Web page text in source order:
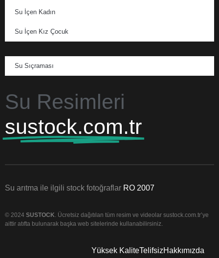
Su İçen Kadın
Su İçen Kız Çocuk
Su Sıçraması
Su Resimleri
sustock.com.tr
Su arıtma ile ilgili stock fotoğraflar RO 2007
© 2024 SUSTOCK. Ücretsiz dağıtılan tüm resim ve videolar sustock.com.tr’ye
aittir atıfta bulunarak başka web sitelerinde kullanabilirsiniz.
Yüksek KaliteTelifsizHakkımızda